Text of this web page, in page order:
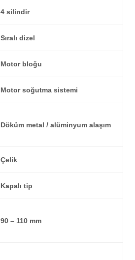
4 silindir
Sıralı dizel
Motor bloğu
Motor soğutma sistemi
Döküm metal / alüminyum alaşım
Çelik
Kapalı tip
90 – 110 mm